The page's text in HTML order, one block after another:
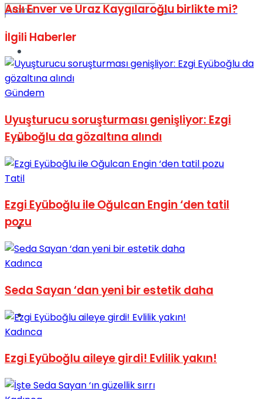
Müzik
Sinema
Tatil
No Result
Aslı Enver ve Uraz Kaygılaroğlu birlikte mi?
İlgili Haberler
Gündem
Uyuşturucu soruşturması genişliyor: Ezgi
Eyüboğlu da gözaltına alındı
Tatil
Ezgi Eyüboğlu ile Oğulcan Engin ‘den tatil
pozu
Kadınca
Seda Sayan ‘dan yeni bir estetik daha
Kadınca
Ezgi Eyüboğlu aileye girdi! Evlilik yakın!